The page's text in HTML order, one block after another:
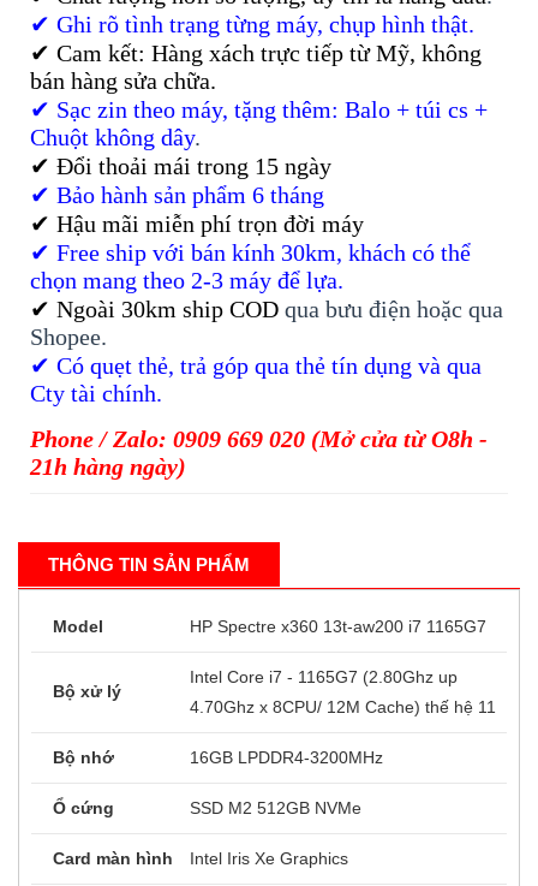
LaptopNSC luôn đặt tiêu chí
✔ Chất lượng hơn số lượng, uy tín là hàng đầu
✔ Ghi rõ tình trạng từng máy, chụp hình thật.
✔ Cam kết: Hàng xách trực tiếp từ Mỹ, không
bán hàng sửa chữa.
✔ Sạc zin theo máy, tặng thêm: Balo + túi cs +
Chuột không dây.
✔ Đổi thoải mái trong 15 ngày
✔ Bảo hành sản phẩm 6 tháng
✔ Hậu mãi miễn phí trọn đời máy
✔ Free ship với bán kính 30km, khách có thể
chọn mang theo 2-3 máy để lựa.
✔ Ngoài 30km ship CODqua bưu điện hoặc qua
Shopee.
✔ Có quẹt thẻ, trả góp qua thẻ tín dụng và qua
Cty tài chính.
Phone / Zalo: 0909 669 020 (Mở cửa từ O8h -
HP Spectre x360 13t-aw200 i7 1165G7
4.70Ghz x 8CPU/ 12M Cache) thế hệ 11
Bộ nhớ 16GB LPDDR4-3200MHz
Ổ cứng SSD M2 512GB NVMe